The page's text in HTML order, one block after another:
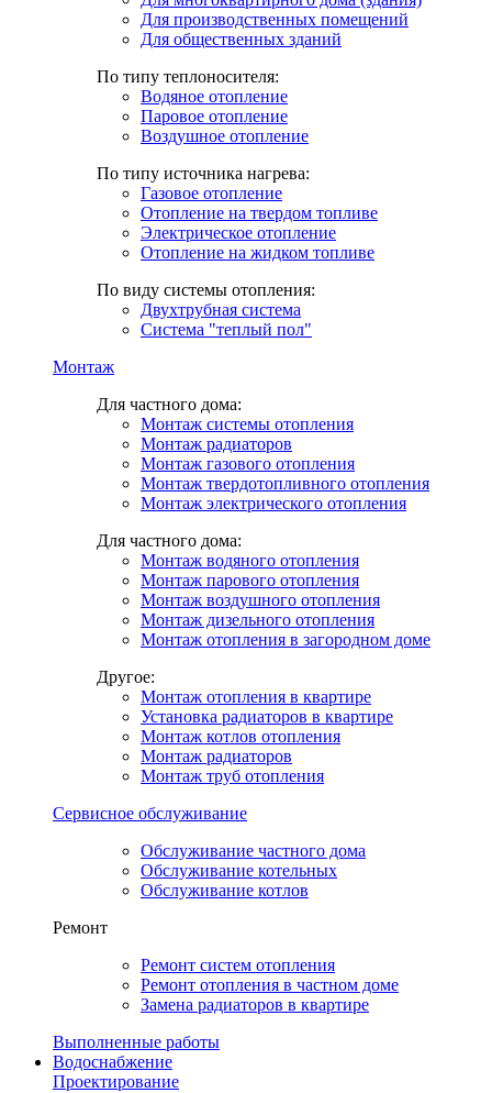
Для производственных помещений
Для общественных зданий
По типу теплоносителя:
Водяное отопление
Паровое отопление
Воздушное отопление
По типу источника нагрева:
Газовое отопление
Отопление на твердом топливе
Электрическое отопление
Отопление на жидком топливе
По виду системы отопления:
Двухтрубная система
Система "теплый пол"
Монтаж
Для частного дома:
Монтаж системы отопления
Монтаж радиаторов
Монтаж газового отопления
Монтаж твердотопливного отопления
Монтаж электрического отопления
Для частного дома:
Монтаж водяного отопления
Монтаж парового отопления
Монтаж воздушного отопления
Монтаж дизельного отопления
Монтаж отопления в загородном доме
Другое:
Монтаж отопления в квартире
Установка радиаторов в квартире
Монтаж котлов отопления
Монтаж радиаторов
Монтаж труб отопления
Сервисное обслуживание
Обслуживание частного дома
Обслуживание котельных
Обслуживание котлов
Ремонт
Ремонт систем отопления
Ремонт отопления в частном доме
Замена радиаторов в квартире
Выполненные работы
Водоснабжение
Проектирование